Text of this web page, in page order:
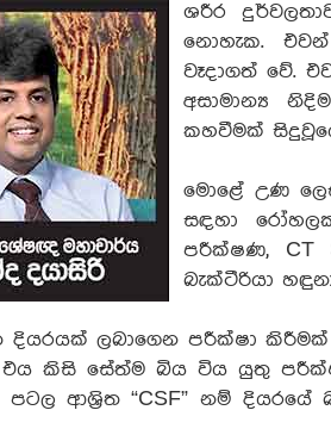
ශරීර
නොහැක.
වෑදාගත් වේ.
අසාමාන්‍ය
කහවීමක්
මොළේ උණ
සඳහා
පරීක්ෂණ, CT
බැක්ටීරියා
දියරයක් ලබාගෙන පරීක්ෂා
කිසි සේත්ම බිය විය යුතු
ආශ්‍රිත “CSF” නම්